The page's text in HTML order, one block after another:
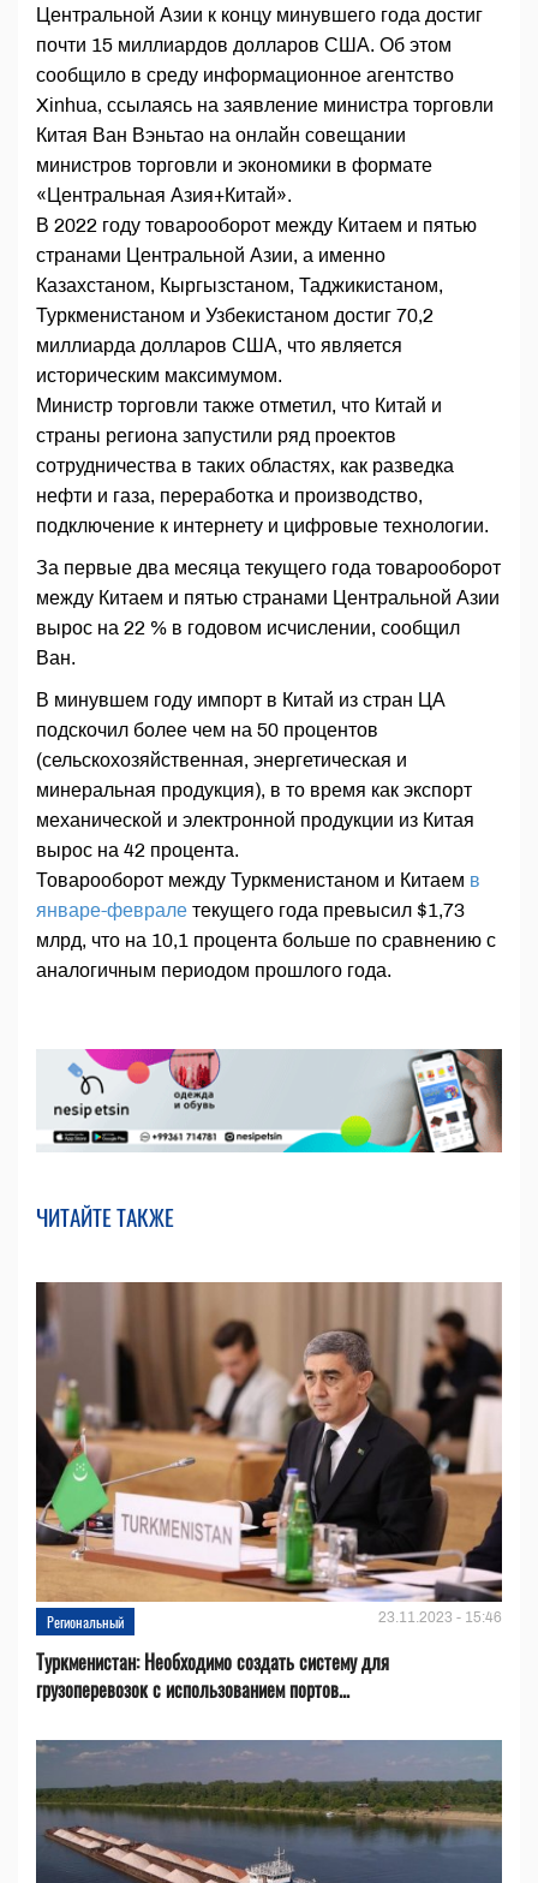
Центральной Азии к концу минувшего года достиг
почти 15 миллиардов долларов США. Об этом
сообщило в среду информационное агентство
Xinhua, ссылаясь на заявление министра торговли
Китая Ван Вэньтао на онлайн совещании
министров торговли и экономики в формате
«Центральная Азия+Китай».
В 2022 году товарооборот между Китаем и пятью
странами Центральной Азии, а именно
Казахстаном, Кыргызстаном, Таджикистаном,
Туркменистаном и Узбекистаном достиг 70,2
миллиарда долларов США, что является
историческим максимумом.
Министр торговли также отметил, что Китай и
страны региона запустили ряд проектов
сотрудничества в таких областях, как разведка
нефти и газа, переработка и производство,
подключение к интернету и цифровые технологии.
За первые два месяца текущего года товарооборот
между Китаем и пятью странами Центральной Азии
вырос на 22 % в годовом исчислении, сообщил
Ван.
В минувшем году импорт в Китай из стран ЦА
подскочил более чем на 50 процентов
(сельскохозяйственная, энергетическая и
минеральная продукция), в то время как экспорт
механической и электронной продукции из Китая
вырос на 42 процента.
Товарооборот между Туркменистаном и Китаем в
январе-феврале текущего года превысил $1,73
млрд, что на 10,1 процента больше по сравнению с
аналогичным периодом прошлого года.
ЧИТАЙТЕ ТАКЖЕ
Региональный 23.11.2023 - 15:46
Туркменистан: Необходимо создать систему для
грузоперевозок с использованием портов...